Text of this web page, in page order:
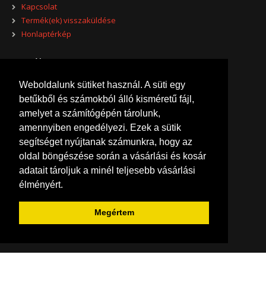
Weboldalunk sütiket használ. A süti egy
betűkből és számokból álló kisméretű fájl,
amelyet a számítógépén tárolunk,
amennyiben engedélyezi. Ezek a sütik
segítséget nyújtanak számunkra, hogy az
oldal böngészése során a vásárlási és kosár
adatait tároljuk a minél teljesebb vásárlási
élményért.
Megértem
T7E
T7E standard áramfejlesztő..
645,414 Ft
+Add to compare
+Add to wishlist
Kapcsolat
Termék(ek) visszaküldése
Honlaptérkép
Extrák
Gyártók
Akciók
Fiókom
Fiókom
Eddigi megrendeléseim
Kívánságlistám
Hírlevél beállításaim